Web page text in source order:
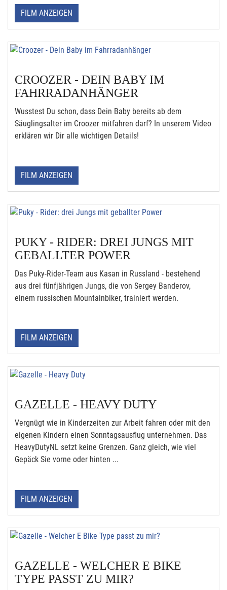
FILM ANZEIGEN
CROOZER - DEIN BABY IM
FAHRRADANHÄNGER
Wusstest Du schon, dass Dein Baby bereits ab dem
Säuglingsalter im Croozer mitfahren darf? In unserem Video
erklären wir Dir alle wichtigen Details!
FILM ANZEIGEN
PUKY - RIDER: DREI JUNGS MIT
GEBALLTER POWER
Das Puky-Rider-Team aus Kasan in Russland - bestehend
aus drei fünfjährigen Jungs, die von Sergey Banderov,
einem russischen Mountainbiker, trainiert werden.
FILM ANZEIGEN
GAZELLE - HEAVY DUTY
Vergnügt wie in Kinderzeiten zur Arbeit fahren oder mit den
eigenen Kindern einen Sonntagsausflug unternehmen. Das
HeavyDutyNL setzt keine Grenzen. Ganz gleich, wie viel
Gepäck Sie vorne oder hinten ...
FILM ANZEIGEN
GAZELLE - WELCHER E BIKE
TYPE PASST ZU MIR?